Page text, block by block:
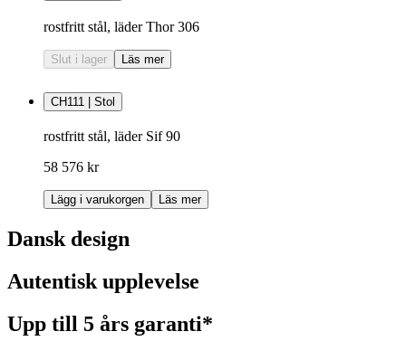
rostfritt stål, läder Thor 306
Slut i lager Läs mer
CH111 | Stol
rostfritt stål, läder Sif 90
58 576 kr
Lägg i varukorgen Läs mer
Dansk design
Autentisk upplevelse
Upp till 5 års garanti*